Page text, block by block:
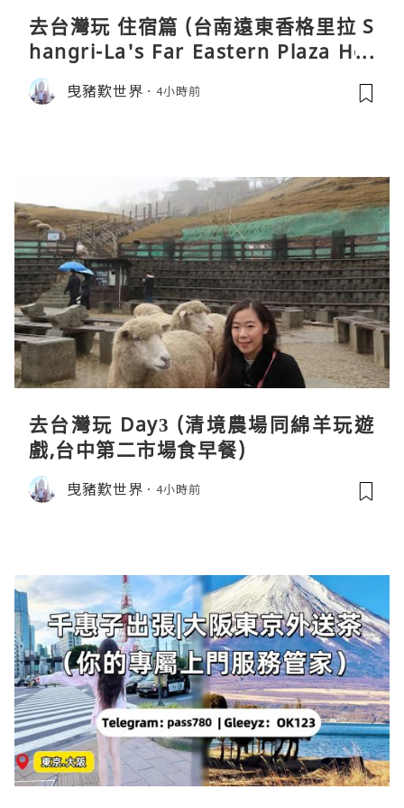
去台灣玩 住宿篇 (台南遠東香格里拉 S
hangri-La's Far Eastern Plaza Hot
el, Tainan)
曳豬歎世界 4小時前
去台灣玩 Day3 (清境農場同綿羊玩遊
戲,台中第二市場食早餐)
曳豬歎世界 4小時前